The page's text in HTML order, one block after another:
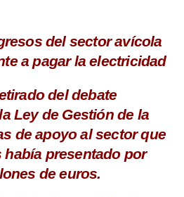
del sector avícola
a pagar la electricidad
del debate
Ley de Gestión de la
de apoyo al sector que
había presentado por
de euros.